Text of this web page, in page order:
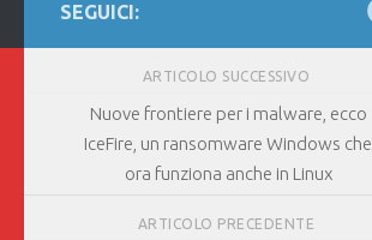
SEGUICI:
ARTICOLO SUCCESSIVO
Nuove frontiere per i malware, ecco
IceFire, un ransomware Windows che
ora funziona anche in Linux
ARTICOLO PRECEDENTE